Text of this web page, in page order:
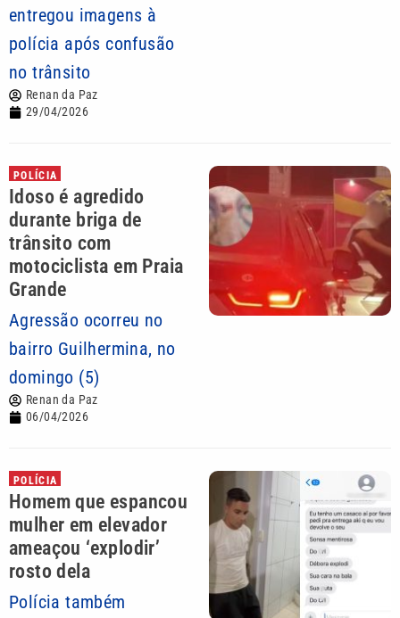
entregou imagens à
polícia após confusão
no trânsito
Renan da Paz
29/04/2026
POLÍCIA
Idoso é agredido
durante briga de
trânsito com
motociclista em Praia
Grande
Agressão ocorreu no
bairro Guilhermina, no
domingo (5)
Renan da Paz
06/04/2026
POLÍCIA
Homem que espancou
mulher em elevador
ameaçou ‘explodir’
rosto dela
Polícia também